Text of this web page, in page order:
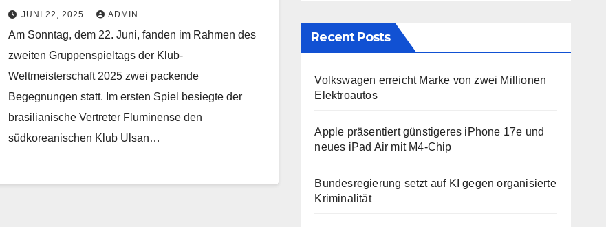
Monterrey trennen sich torlos
JUNI 22, 2025 ADMIN
Am Sonntag, dem 22. Juni, fanden im Rahmen des
zweiten Gruppenspieltags der Klub-
Weltmeisterschaft 2025 zwei packende
Begegnungen statt. Im ersten Spiel besiegte der
brasilianische Vertreter Fluminense den
südkoreanischen Klub Ulsan…
Recent Posts
Volkswagen erreicht Marke von zwei Millionen
Elektroautos
Apple präsentiert günstigeres iPhone 17e und
neues iPad Air mit M4-Chip
Bundesregierung setzt auf KI gegen organisierte
Kriminalität